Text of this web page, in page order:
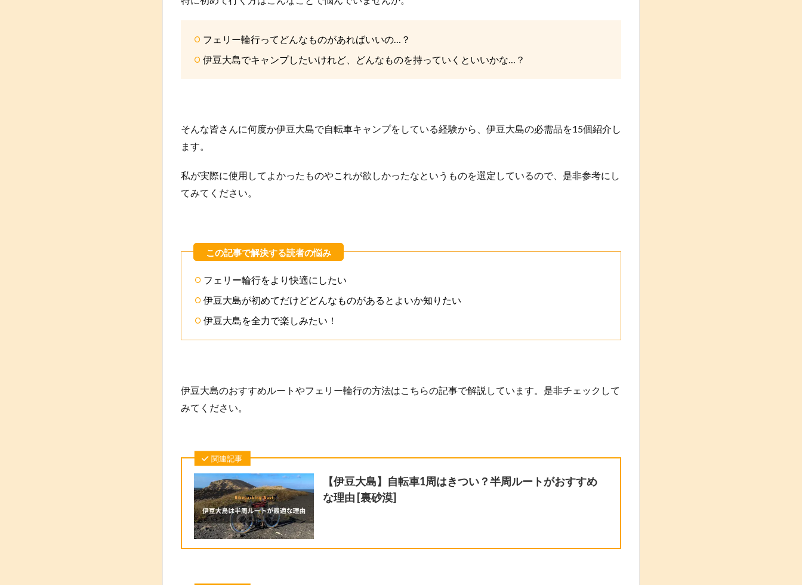
フェリー輪行ってどんなものがあればいいの…？
伊豆大島でキャンプしたいけれど、どんなものを持っていくといいかな…？
そんな皆さんに何度か伊豆大島で自転車キャンプをしている経験から、伊豆大島の必需品を15個紹介し
ます。
私が実際に使用してよかったものやこれが欲しかったなというものを選定しているので、是非参考にし
てみてください。
フェリー輪行をより快適にしたい
伊豆大島が初めてだけどどんなものがあるとよいか知りたい
伊豆大島を全力で楽しみたい！
伊豆大島のおすすめルートやフェリー輪行の方法はこちらの記事で解説しています。是非チェックして
みてください。
関連記事
【伊豆大島】自転車1周はきつい？半周ルートがおすすめ
な理由 [裏砂漠]